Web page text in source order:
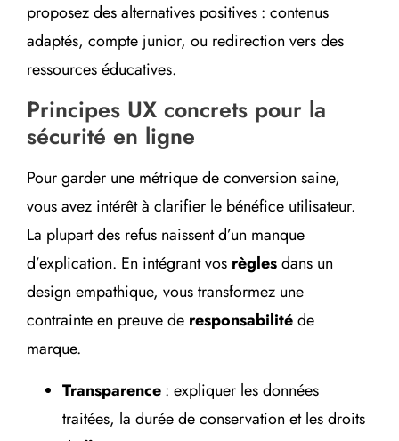
proposez des alternatives positives : contenus
adaptés, compte junior, ou redirection vers des
ressources éducatives.
Principes UX concrets pour la
sécurité en ligne
Pour garder une métrique de conversion saine,
vous avez intérêt à clarifier le bénéfice utilisateur.
La plupart des refus naissent d’un manque
d’explication. En intégrant vos règlesdans un
design empathique, vous transformez une
contrainte en preuve de responsabilitéde
marque.
Transparence: expliquer les données
traitées, la durée de conservation et les droits